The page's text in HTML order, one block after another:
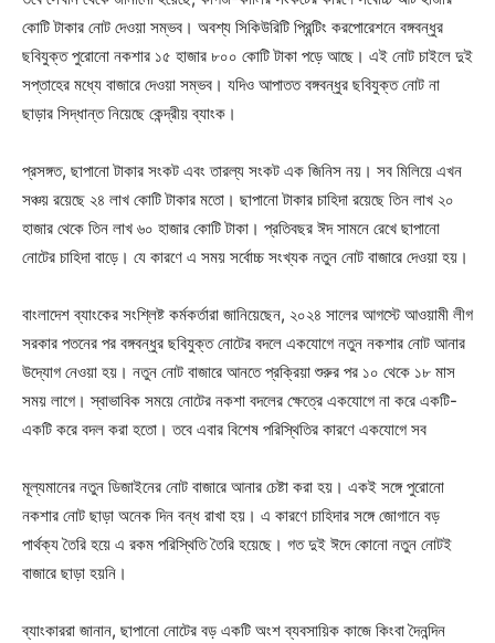
কোটি টাকার নোট দেওয়া সম্ভব। অবশ্য সিকিউরিটি প্রিন্টিং করপোরেশনে বঙ্গবন্ধুর
ছবিযুক্ত পুরোনো নকশার ১৫ হাজার ৮০০ কোটি টাকা পড়ে আছে। এই নোট চাইলে দুই
সপ্তাহের মধ্যে বাজারে দেওয়া সম্ভব। যদিও আপাতত বঙ্গবন্ধুর ছবিযুক্ত নোট না
ছাড়ার সিদ্ধান্ত নিয়েছে কেন্দ্রীয় ব্যাংক।
প্রসঙ্গত, ছাপানো টাকার সংকট এবং তারল্য সংকট এক জিনিস নয়। সব মিলিয়ে এখন
সঞ্চয় রয়েছে ২৪ লাখ কোটি টাকার মতো। ছাপানো টাকার চাহিদা রয়েছে তিন লাখ ২০
হাজার থেকে তিন লাখ ৬০ হাজার কোটি টাকা। প্রতিবছর ঈদ সামনে রেখে ছাপানো
নোটের চাহিদা বাড়ে। যে কারণে এ সময় সর্বোচ্চ সংখ্যক নতুন নোট বাজারে দেওয়া হয়।
বাংলাদেশ ব্যাংকের সংশ্লিষ্ট কর্মকর্তারা জানিয়েছেন, ২০২৪ সালের আগস্টে আওয়ামী লীগ
সরকার পতনের পর বঙ্গবন্ধুর ছবিযুক্ত নোটের বদলে একযোগে নতুন নকশার নোট আনার
উদ্যোগ নেওয়া হয়। নতুন নোট বাজারে আনতে প্রক্রিয়া শুরুর পর ১০ থেকে ১৮ মাস
সময় লাগে। স্বাভাবিক সময়ে নোটের নকশা বদলের ক্ষেত্রে একযোগে না করে একটি-
একটি করে বদল করা হতো। তবে এবার বিশেষ পরিস্থিতির কারণে একযোগে সব
মূল্যমানের নতুন ডিজাইনের নোট বাজারে আনার চেষ্টা করা হয়। একই সঙ্গে পুরোনো
নকশার নোট ছাড়া অনেক দিন বন্ধ রাখা হয়। এ কারণে চাহিদার সঙ্গে জোগানে বড়
পার্থক্য তৈরি হয়ে এ রকম পরিস্থিতি তৈরি হয়েছে। গত দুই ঈদে কোনো নতুন নোটই
বাজারে ছাড়া হয়নি।
ব্যাংকাররা জানান, ছাপানো নোটের বড় একটি অংশ ব্যবসায়িক কাজে কিংবা দৈনন্দিন